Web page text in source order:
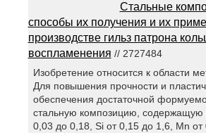
Стальные
способы их получения и их
производстве гильз патрона
воспламенения // 2727484
Изобретение относится к области
Для повышения прочности и
обеспечения достаточной
стальную композицию, содержащую
0,03 до 0,18, Si от 0,15 до 1,6, Mn от